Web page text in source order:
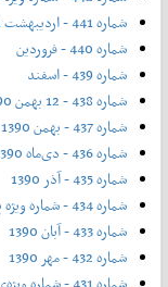
شماره 441 - اردیبهشت 1391
شماره 440 - فروردین
شماره 439 - اسفند
شماره 438 - 12 بهمن 1390
شماره 437 - بهمن 1390
شماره 436 - دی‌ماه 1390
شماره 435 - آذر 1390
شماره 434 - شماره ویژه پاییز - 17 آبان 1390
شماره 433 - آبان 1390
شماره 432 - مهر 1390